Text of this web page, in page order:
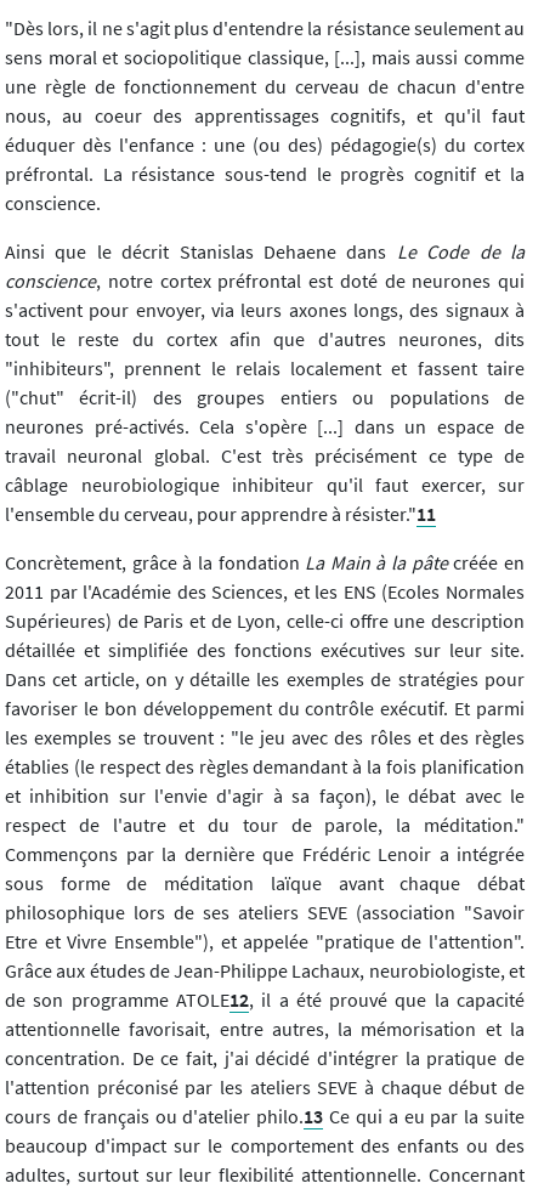
"Dès lors, il ne s'agit plus d'entendre la résistance seulement au
sens moral et sociopolitique classique, [...], mais aussi comme
une règle de fonctionnement du cerveau de chacun d'entre
nous, au coeur des apprentissages cognitifs, et qu'il faut
éduquer dès l'enfance : une (ou des) pédagogie(s) du cortex
préfrontal. La résistance sous-tend le progrès cognitif et la
conscience.
Ainsi que le décrit Stanislas Dehaene dans Le Code de la
conscience, notre cortex préfrontal est doté de neurones qui
s'activent pour envoyer, via leurs axones longs, des signaux à
tout le reste du cortex afin que d'autres neurones, dits
"inhibiteurs", prennent le relais localement et fassent taire
("chut" écrit-il) des groupes entiers ou populations de
neurones pré-activés. Cela s'opère [...] dans un espace de
travail neuronal global. C'est très précisément ce type de
câblage neurobiologique inhibiteur qu'il faut exercer, sur
l'ensemble du cerveau, pour apprendre à résister."11
Concrètement, grâce à la fondation La Main à la pâtecréée en
2011 par l'Académie des Sciences, et les ENS (Ecoles Normales
Supérieures) de Paris et de Lyon, celle-ci offre une description
détaillée et simplifiée des fonctions exécutives sur leur site.
Dans cet article, on y détaille les exemples de stratégies pour
favoriser le bon développement du contrôle exécutif. Et parmi
les exemples se trouvent : "le jeu avec des rôles et des règles
établies (le respect des règles demandant à la fois planification
et inhibition sur l'envie d'agir à sa façon), le débat avec le
respect de l'autre et du tour de parole, la méditation."
Commençons par la dernière que Frédéric Lenoir a intégrée
sous forme de méditation laïque avant chaque débat
philosophique lors de ses ateliers SEVE (association "Savoir
Etre et Vivre Ensemble"), et appelée "pratique de l'attention".
Grâce aux études de Jean-Philippe Lachaux, neurobiologiste, et
de son programme ATOLE12, il a été prouvé que la capacité
attentionnelle favorisait, entre autres, la mémorisation et la
concentration. De ce fait, j'ai décidé d'intégrer la pratique de
l'attention préconisé par les ateliers SEVE à chaque début de
cours de français ou d'atelier philo.13 Ce qui a eu par la suite
beaucoup d'impact sur le comportement des enfants ou des
adultes, surtout sur leur flexibilité attentionnelle. Concernant